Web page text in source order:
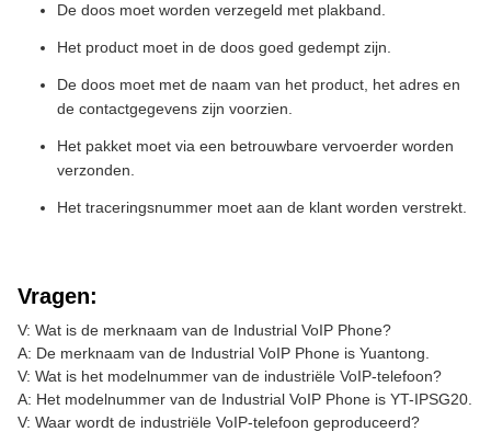
De doos moet worden verzegeld met plakband.
Het product moet in de doos goed gedempt zijn.
De doos moet met de naam van het product, het adres en
de contactgegevens zijn voorzien.
Het pakket moet via een betrouwbare vervoerder worden
verzonden.
Het traceringsnummer moet aan de klant worden verstrekt.
Vragen:
V: Wat is de merknaam van de Industrial VoIP Phone?
A: De merknaam van de Industrial VoIP Phone is Yuantong.
V: Wat is het modelnummer van de industriële VoIP-telefoon?
A: Het modelnummer van de Industrial VoIP Phone is YT-IPSG20.
V: Waar wordt de industriële VoIP-telefoon geproduceerd?